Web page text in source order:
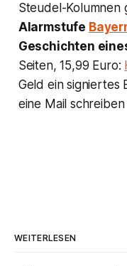
Steudel-Kolumnen
Alarmstufe
Geschichten
Seiten, 15,99 Euro:
Geld ein signiertes
eine Mail schreiben
WEITERLESEN